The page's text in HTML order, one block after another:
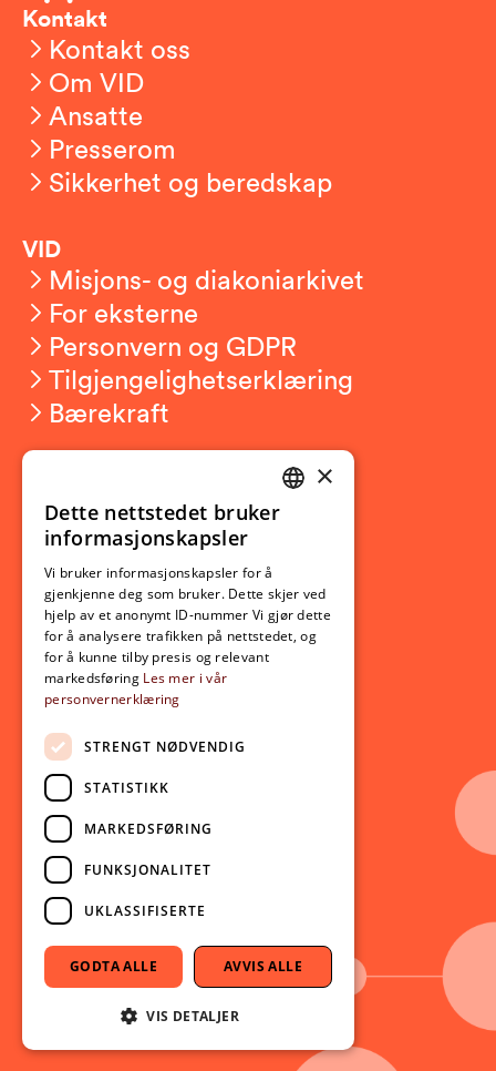
Kontakt
Kontakt oss
Om VID
Ansatte
Presserom
Sikkerhet og beredskap
VID
Misjons- og diakoniarkivet
For eksterne
Personvern og GDPR
Tilgjengelighetserklæring
Bærekraft
Ny student
Utveksling
Opptak
Lov- og regelverk
Aktuelt
Nyheter
Arrangementer
Nyhetsbrev
Ledige stillinger
Følg oss på sosiale medier:
Facebook
Instagram
Youtube
LinkedIn
TikTok
NORWEGIAN
×
Dette nettstedet bruker
informasjonskapsler
Vi bruker informasjonskapsler for å
gjenkjenne deg som bruker. Dette skjer ved
hjelp av et anonymt ID-nummer Vi gjør dette
for å analysere trafikken på nettstedet, og
for å kunne tilby presis og relevant
markedsføring Les mer i vår
personvernerklæring
STRENGT NØDVENDIG
STATISTIKK
MARKEDSFØRING
FUNKSJONALITET
UKLASSIFISERTE
GODTA ALLE AVVIS ALLE
VIS DETALJER